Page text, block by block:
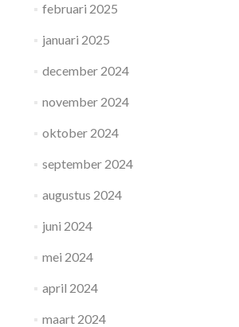
februari 2025
januari 2025
december 2024
november 2024
oktober 2024
september 2024
augustus 2024
juni 2024
mei 2024
april 2024
maart 2024